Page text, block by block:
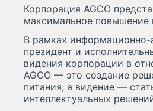
Корпорация AGCO
максимальное повышение
В рамках информационно-
президент и
видения корпорации в
AGCO — это создание
питания, а видение —
интеллектуальных